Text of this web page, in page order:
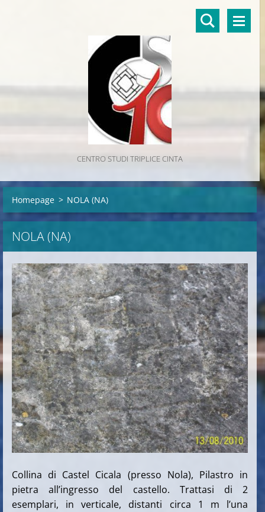
CENTRO STUDI TRIPLICE CINTA
Homepage > NOLA (NA)
NOLA (NA)
Collina di Castel Cicala (presso Nola), Pilastro in
pietra all’ingresso del castello. Trattasi di 2
esemplari, in verticale, distanti circa 1 m l’una